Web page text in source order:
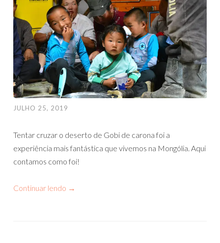
JULHO 25, 2019
Tentar cruzar o deserto de Gobi de carona foi a
experiência mais fantástica que vivemos na Mongólia. Aqui
contamos como foi!
Continuar lendo →